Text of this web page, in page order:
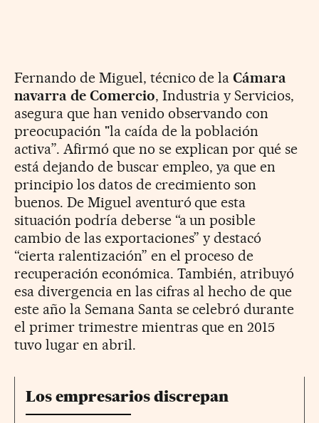
Fernando de Miguel, técnico de laCámara
navarra de Comercio, Industria y Servicios,
asegura que han venido observando con
preocupación "la caída de la población
activa”. Afirmó que no se explican por qué se
está dejando de buscar empleo, ya que en
principio los datos de crecimiento son
buenos. De Miguel aventuró que esta
situación podría deberse “a un posible
cambio de las exportaciones” y destacó
“cierta ralentización” en el proceso de
recuperación económica. También, atribuyó
esa divergencia en las cifras al hecho de que
este año la Semana Santa se celebró durante
el primer trimestre mientras que en 2015
tuvo lugar en abril.
Los empresarios discrepan